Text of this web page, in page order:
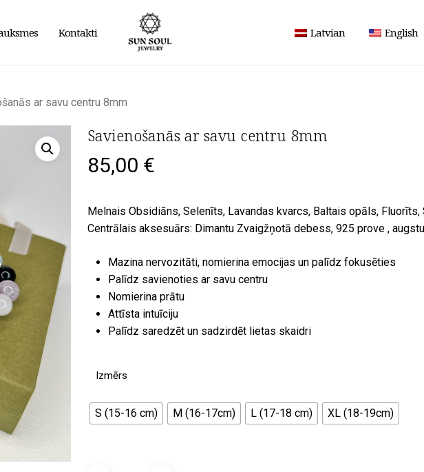
Kontakti Latvian English
ar savu centru 8mm
Savienošanās ar savu centru 8mm
85,00 €
Melnais Obsidiāns, Selenīts, Lavandas kvarcs, Baltais opāls, Fluorīts,
Centrālais aksesuārs: Dimantu Zvaigžņotā debess, 925 prove ,
Mazina nervozitāti, nomierina emocijas un palīdz fokusēties
Palīdz savienoties ar savu centru
Nomierina prātu
Attīsta intuīciju
Palīdz saredzēt un sadzirdēt lietas skaidri
Izmērs
S (15-16 cm) M (16-17cm) L (17-18 cm) XL (18-19cm)